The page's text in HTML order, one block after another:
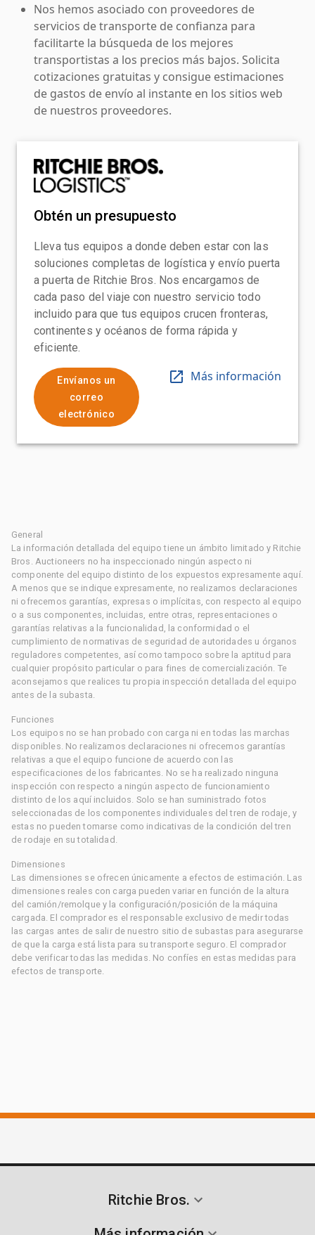
Nos hemos asociado con proveedores de
servicios de transporte de confianza para
facilitarte la búsqueda de los mejores
transportistas a los precios más bajos. Solicita
cotizaciones gratuitas y consigue estimaciones
de gastos de envío al instante en los sitios web
de nuestros proveedores.
Obtén un presupuesto
Lleva tus equipos a donde deben estar con las
soluciones completas de logística y envío puerta
a puerta de Ritchie Bros. Nos encargamos de
cada paso del viaje con nuestro servicio todo
incluido para que tus equipos crucen fronteras,
continentes y océanos de forma rápida y
eficiente.
Envíanos un
correo
electrónico
Más información
General
La información detallada del equipo tiene un ámbito limitado y Ritchie
Bros. Auctioneers no ha inspeccionado ningún aspecto ni
componente del equipo distinto de los expuestos expresamente aquí.
A menos que se indique expresamente, no realizamos declaraciones
ni ofrecemos garantías, expresas o implícitas, con respecto al equipo
o a sus componentes, incluidas, entre otras, representaciones o
garantías relativas a la funcionalidad, la conformidad o el
cumplimiento de normativas de seguridad de autoridades u órganos
reguladores competentes, así como tampoco sobre la aptitud para
cualquier propósito particular o para fines de comercialización. Te
aconsejamos que realices tu propia inspección detallada del equipo
antes de la subasta.
Funciones
Los equipos no se han probado con carga ni en todas las marchas
disponibles. No realizamos declaraciones ni ofrecemos garantías
relativas a que el equipo funcione de acuerdo con las
especificaciones de los fabricantes. No se ha realizado ninguna
inspección con respecto a ningún aspecto de funcionamiento
distinto de los aquí incluidos. Solo se han suministrado fotos
seleccionadas de los componentes individuales del tren de rodaje, y
estas no pueden tomarse como indicativas de la condición del tren
de rodaje en su totalidad.
Dimensiones
Las dimensiones se ofrecen únicamente a efectos de estimación. Las
dimensiones reales con carga pueden variar en función de la altura
del camión/remolque y la configuración/posición de la máquina
cargada. El comprador es el responsable exclusivo de medir todas
las cargas antes de salir de nuestro sitio de subastas para asegurarse
de que la carga está lista para su transporte seguro. El comprador
debe verificar todas las medidas. No confíes en estas medidas para
efectos de transporte.
Ritchie Bros.